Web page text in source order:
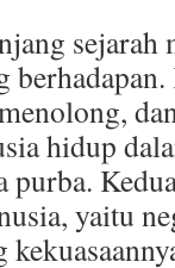
sejarah
hidup
yaitu